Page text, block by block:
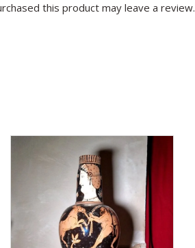
this product may leave a review.